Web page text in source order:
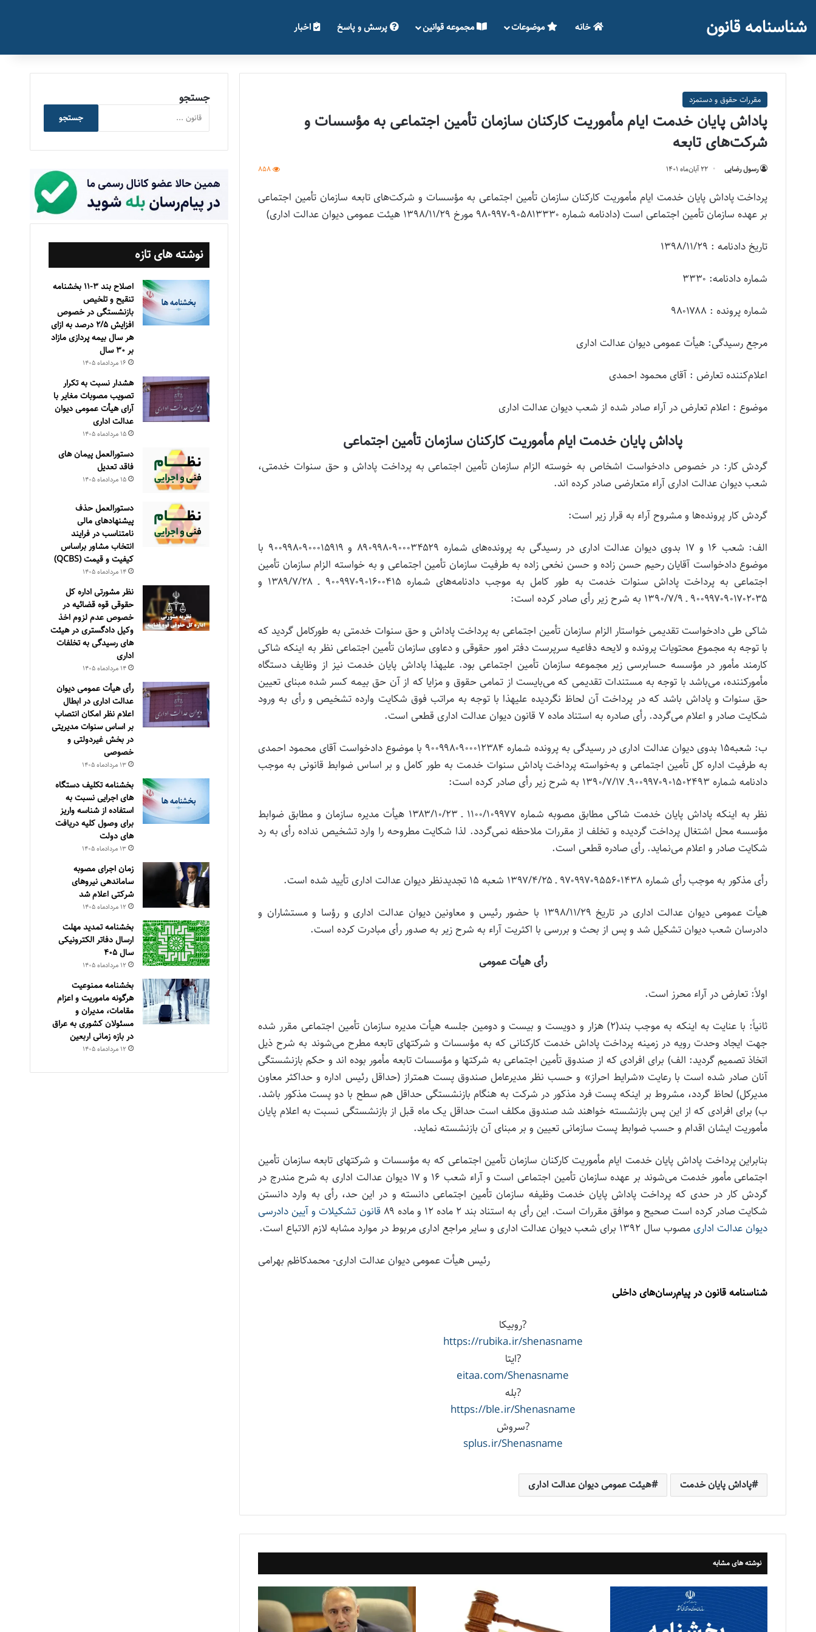
شناسنامه قانون خانه موضوعات مجموعه قوانین پرسش و پاسخ اخبار
مقررات حقوق و دستمزد
پاداش پایان خدمت ایام مأموریت کارکنان سازمان تأمین اجتماعی به مؤسسات و
شرکت‌های تابعه
رسول رضایی ۲۲ آبان‌ماه ۱۴۰۱ 858
پرداخت پاداش پایان خدمت ایام مأموریت کارکنان سازمان تأمین اجتماعی به مؤسسات و شرکت‌های تابعه سازمان تأمین اجتماعی
بر عهده سازمان تأمین اجتماعی است (دادنامه شماره ۹۸۰۹۹۷۰۹۰۵۸۱۳۳۳۰ مورخ ۱۳۹۸/۱۱/۲۹ هیئت عمومی دیوان عدالت اداری)
تاریخ دادنامه : ۱۳۹۸/۱۱/۲۹
شماره دادنامه: ۳۳۳۰
شماره پرونده : ۹۸۰۱۷۸۸
مرجع رسیدگی: هیأت عمومی دیوان عدالت اداری
اعلام‌کننده تعارض : آقای محمود احمدی
موضوع : اعلام تعارض در آراء صادر شده از شعب دیوان عدالت اداری
پاداش پایان خدمت ایام مأموریت کارکنان سازمان تأمین اجتماعی
گردش کار: در خصوص دادخواست اشخاص به خوسته الزام سازمان تأمین اجتماعی به پرداخت پاداش و حق سنوات خدمتی،
شعب دیوان عدالت اداری آراء متعارضی صادر کرده اند.
گردش کار پرونده‌ها و مشروح آراء به قرار زیر است:
الف: شعب ۱۶ و ۱۷ بدوی دیوان عدالت اداری در رسیدگی به پرونده‌های شماره ۸۹۰۹۹۸۰۹۰۰۰۳۴۵۲۹ و ۹۰۰۹۹۸۰۹۰۰۰۱۵۹۱۹ با
موضوع دادخواست آقایان رحیم حسن زاده و حسن نخعی زاده به طرفیت سازمان تأمین اجتماعی و به خواسته الزام سازمان تأمین
اجتماعی به پرداخت پاداش سنوات خدمت به طور کامل به موجب دادنامه‌های شماره ۹۰۰۹۹۷۰۹۰۱۶۰۰۴۱۵ ـ ۱۳۸۹/۷/۲۸ و
۹۰۰۹۹۷۰۹۰۱۷۰۲۰۳۵ ـ ۱۳۹۰/۷/۹ به شرح زیر رأی صادر کرده است:
شاکی طی دادخواست تقدیمی خواستار الزام سازمان تأمین اجتماعی به پرداخت پاداش و حق سنوات خدمتی به طورکامل گردید که
با توجه به مجموع محتویات پرونده و لایحه دفاعیه سرپرست دفتر امور حقوقی و دعاوی سازمان تأمین اجتماعی نظر به اینکه شاکی
کارمند مأمور در مؤسسه حسابرسی زیر مجموعه سازمان تأمین اجتماعی بود. علیهذا پاداش پایان خدمت نیز از وظایف دستگاه
مأمورکننده، می‌باشد با توجه به مستندات تقدیمی که می‌بایست از تمامی حقوق و مزایا که از آن حق بیمه کسر شده مبنای تعیین
حق سنوات و پاداش باشد که در پرداخت آن لحاظ نگردیده علیهذا با توجه به مراتب فوق شکایت وارده تشخیص و رأی به ورود
شکایت صادر و اعلام می‌گردد. رأی صادره به استناد ماده ۷ قانون دیوان عدالت اداری قطعی است.
ب: شعبه۱۵ بدوی دیوان عدالت اداری در رسیدگی به پرونده شماره ۹۰۰۹۹۸۰۹۰۰۰۱۲۳۸۴ با موضوع دادخواست آقای محمود احمدی
به طرفیت اداره کل تأمین اجتماعی و به‌خواسته پرداخت پاداش سنوات خدمت به طور کامل و بر اساس ضوابط قانونی به موجب
دادنامه شماره ۹۰۰۹۹۷۰۹۰۱۵۰۲۴۹۳ـ ۱۳۹۰/۷/۱۷ به شرح زیر رأی صادر کرده است:
نظر به اینکه پاداش پایان خدمت شاکی مطابق مصوبه شماره ۱۱۰۰/۱۰۹۹۷۷ ـ ۱۳۸۳/۱۰/۲۳ هیأت مدیره سازمان و مطابق ضوابط
مؤسسه محل اشتغال پرداخت گردیده و تخلف از مقررات ملاحظه نمی‌گردد. لذا شکایت مطروحه را وارد تشخیص نداده رأی به رد
شکایت صادر و اعلام می‌نماید. رأی صادره قطعی است.
رأی مذکور به موجب رأی شماره ۹۷۰۹۹۷۰۹۵۵۶۰۱۴۳۸ ـ ۱۳۹۷/۴/۲۵ شعبه ۱۵ تجدیدنظر دیوان عدالت اداری تأیید شده است.
هیأت عمومی دیوان عدالت اداری در تاریخ ۱۳۹۸/۱۱/۲۹ با حضور رئیس و معاونین دیوان عدالت اداری و رؤسا و مستشاران و
دادرسان شعب دیوان تشکیل شد و پس از بحث و بررسی با اکثریت آراء به شرح زیر به صدور رأی مبادرت کرده است.
رأی هیأت عمومی
اولاً: تعارض در آراء محرز است.
ثانیاً: با عنایت به اینکه به موجب بند(۲) هزار و دویست و بیست و دومین جلسه هیأت مدیره سازمان تأمین اجتماعی مقرر شده
جهت ایجاد وحدت رویه در زمینه پرداخت پاداش خدمت کارکنانی که به مؤسسات و شرکتهای تابعه مطرح می‌شوند به شرح ذیل
اتخاذ تصمیم گردید: الف) برای افرادی که از صندوق تأمین اجتماعی به شرکتها و مؤسسات تابعه مأمور بوده اند و حکم بازنشستگی
آنان صادر شده است با رعایت «شرایط احراز» و حسب نظر مدیرعامل صندوق پست همتراز (حداقل رئیس اداره و حداکثر معاون
مدیرکل) لحاظ گردد، مشروط بر اینکه پست فرد مذکور در شرکت به هنگام بازنشستگی حداقل هم سطح با دو پست مذکور باشد.
ب) برای افرادی که از این پس بازنشسته خواهند شد صندوق مکلف است حداقل یک ماه قبل از بازنشستگی نسبت به اعلام پایان
مأموریت ایشان اقدام و حسب ضوابط پست سازمانی تعیین و بر مبنای آن بازنشسته نماید.
بنابراین پرداخت پاداش پایان خدمت ایام مأموریت کارکنان سازمان تأمین اجتماعی که به مؤسسات و شرکتهای تابعه سازمان تأمین
اجتماعی مأمور خدمت می‌شوند بر عهده سازمان تأمین اجتماعی است و آراء شعب ۱۶ و ۱۷ دیوان عدالت اداری به شرح مندرج در
گردش کار در حدی که پرداخت پاداش پایان خدمت وظیفه سازمان تأمین اجتماعی دانسته و در این حد، رأی به وارد دانستن
شکایت صادر کرده است صحیح و موافق مقررات است. این رأی به استناد بند ۲ ماده ۱۲ و ماده ۸۹
قانون تشکیلات و آیین دادرسی
دیوان عدالت اداری مصوب سال ۱۳۹۲ برای شعب دیوان عدالت اداری و سایر مراجع اداری مربوط در موارد مشابه لازم الاتباع است.
رئیس هیأت عمومی دیوان عدالت اداری- محمدکاظم بهرامی
شناسنامه قانون در پیام‌رسان‌های داخلی
?روبیکا
https://rubika.ir/shenasname
?ایتا
eitaa.com/Shenasname
?بله
https://ble.ir/Shenasname
?سروش
splus.ir/Shenasname
پاداش پایان خدمت هیئت عمومی دیوان عدالت اداری
نوشته های مشابه
جستجو
جستجو
نوشته های تازه
اصلاح بند ۳‏-۱۱ بخشنامه
تنقیح و تلخیص
بازنشستگی در خصوص
افزایش ۵‏‏‏‏‏‏‏‏‏/۲ درصد به ازای
هر سال بیمه پردازی مازاد
بر ۳۰‏ سال
۱۶ مرداد‌ماه ۱۴۰۵
هشدار نسبت به تکرار
تصویب مصوبات مغایر با
آرای هیأت عمومی دیوان
عدالت اداری
۱۵ مرداد‌ماه ۱۴۰۵
دستورالعمل پیمان های
فاقد تعدیل
۱۵ مرداد‌ماه ۱۴۰۵
دستورالعمل حذف
پيشنهادهای مالی
نامتناسب در فرايند
انتخاب مشاور براساس
كيفيت و قيمت (QCBS)
۱۴ مرداد‌ماه ۱۴۰۵
نظر مشورتی اداره کل
حقوقی قوه قضائیه در
خصوص عدم لزوم اخذ
وکیل دادگستری در هیئت
های رسیدگی به تخلفات
اداری
۱۴ مرداد‌ماه ۱۴۰۵
رأی هیأت عمومی دیوان
عدالت اداری در ابطال
اعلام نظر امکان انتصاب
بر اساس سنوات مدیریتی
در بخش غیردولتی و
خصوصی
۱۳ مرداد‌ماه ۱۴۰۵
بخشنامه تکلیف دستگاه
های اجرایی نسبت به
استفاده از شناسه واریز
برای وصول کلیه دریافت
های دولت
۱۳ مرداد‌ماه ۱۴۰۵
زمان اجرای مصوبه
ساماندهی نیروهای
شرکتی اعلام شد
۱۲ مرداد‌ماه ۱۴۰۵
بخشنامه تمدید مهلت
ارسال دفاتر الکترونیکی
سال ۴۰۵
۱۲ مرداد‌ماه ۱۴۰۵
بخشنامه ممنوعیت
هرگونه ماموریت و اعزام
مقامات، مدیران و
مسئولان کشوری به عراق
در بازه زمانی اربعین
۱۲ مرداد‌ماه ۱۴۰۵